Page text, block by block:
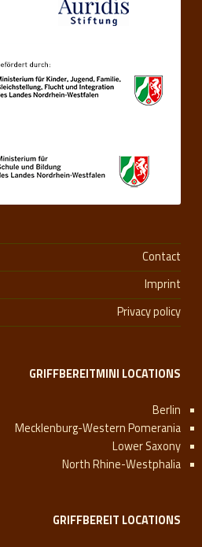
Contact
Imprint
Privacy policy
GRIFFBEREITMINI LOCATIONS
Berlin
Mecklenburg-Western Pomerania
Lower Saxony
North Rhine-Westphalia
GRIFFBEREIT LOCATIONS